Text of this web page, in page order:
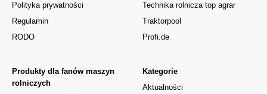
Polityka prywatności
Regulamin
RODO
Kategorie
Aktualności
Produkty dla fanów maszyn
rolniczych
Technika rolnicza top agrar
Traktorpool
Profi.de